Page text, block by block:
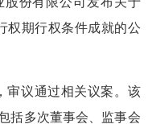
权期行权条件成就的公
议通过相关议案。该
括多次董事会、监事会